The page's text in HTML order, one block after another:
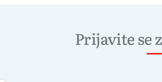
Prijavite se